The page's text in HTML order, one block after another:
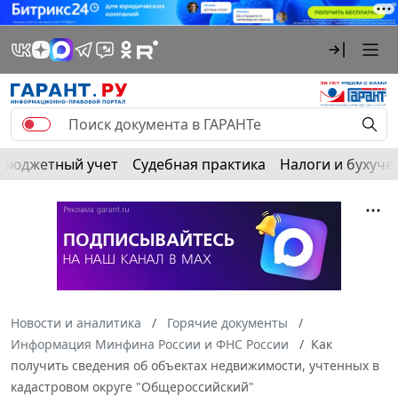
Бюджетный учет Судебная практика Налоги и
Новости и аналитика
Горячие документы
Информация Минфина России и ФНС России
Как
получить сведения об объектах недвижимости, учтенных в
кадастровом округе "Общероссийский"